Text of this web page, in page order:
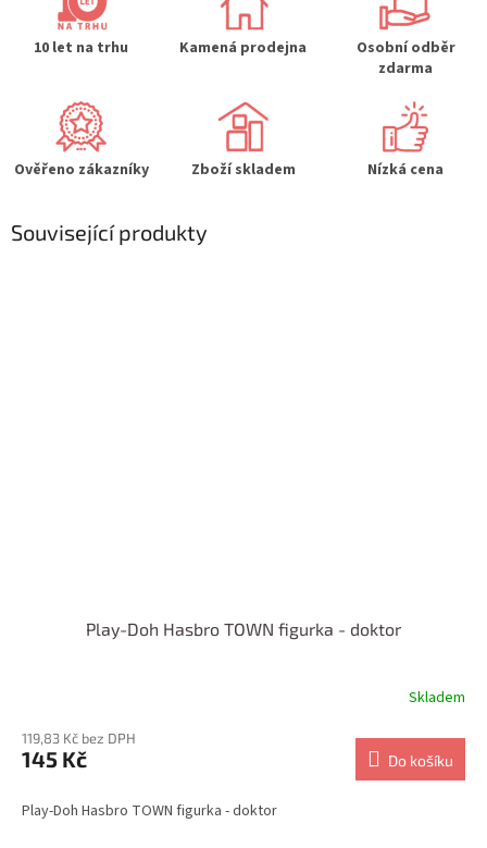
10 let na trhu Kamená prodejna
Osobní odběr
zdarma
Ověřeno zákazníky Zboží skladem Nízká cena
Související produkty
Play-Doh Hasbro TOWN figurka - doktor
Skladem
119,83 Kč bez DPH
145 Kč Do košíku
Play-Doh Hasbro TOWN figurka - doktor